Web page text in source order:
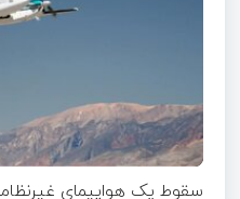
سقوط یک هواپیمای